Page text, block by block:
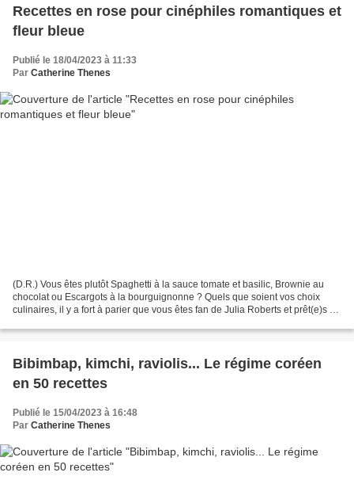
Recettes en rose pour cinéphiles romantiques et
fleur bleue
Publié le 18/04/2023 à 11:33
Par Catherine Thenes
(D.R.) Vous êtes plutôt Spaghetti à la sauce tomate et basilic, Brownie au
chocolat ou Escargots à la bourguignonne ? Quels que soient vos choix
culinaires, il y a fort à parier que vous êtes fan de Julia Roberts et prêt(e)s à
Bibimbap, kimchi, raviolis... Le régime coréen
en 50 recettes
Publié le 15/04/2023 à 16:48
Par Catherine Thenes